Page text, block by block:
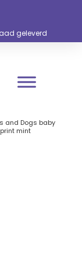
geleverd
and Dogs baby
mint